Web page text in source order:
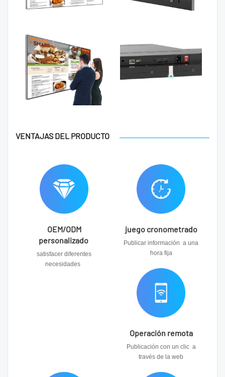
VENTAJAS DEL PRODUCTO
OEM/ODM
personalizado
satisfacer diferentes
necesidades
juego cronometrado
Publicar información a una
hora fija
Operación remota
Publicación con un clic a
través de la web